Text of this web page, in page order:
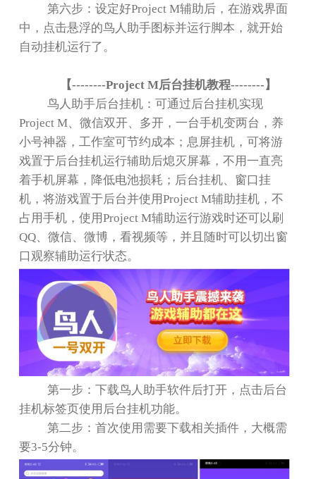
第六步：设定好Project M辅助后，在游戏界面
中，点击悬浮的鸟人助手图标并运行脚本，就开始
自动挂机运行了。
【--------Project M后台挂机教程-------- 】
鸟人助手后台挂机：可通过后台挂机实现
Project M、微信双开、多开，一台手机变两台，养
小号神器，工作室可节约成本；息屏挂机，可将游
戏置于后台挂机运行辅助后熄灭屏幕，不用一直亮
着手机屏幕，降低电池损耗；后台挂机、窗口挂
机，将游戏置于后台并使用Project M辅助挂机，不
占用手机，使用Project M辅助运行游戏时还可以刷
QQ、微信、微博，看视频等，并且随时可以切出窗
口观察辅助运行状态。
第一步：下载鸟人助手软件后打开，点击后台
挂机标签页使用后台挂机功能。
第二步：首次使用需要下载相关插件，大概需
要3-5分钟。